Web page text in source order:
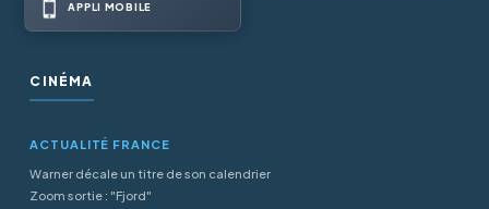
APPLI MOBILE
CINÉMA
ACTUALITÉ FRANCE
Warner décale un titre de son calendrier
Zoom sortie : "Fjord"